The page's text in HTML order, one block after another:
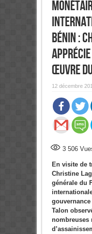
Bénin :
œuvre du
12 décembre
3 506
En visite de
Christine
générale du
Talon
nombreuses